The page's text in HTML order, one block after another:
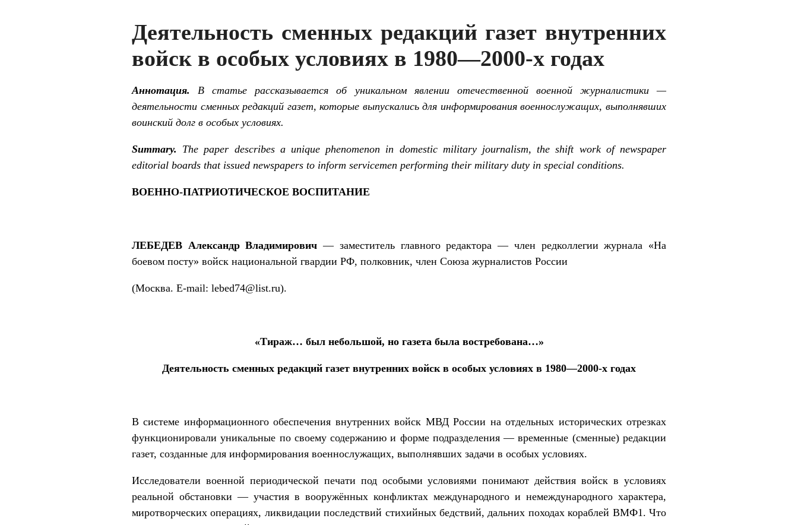
Деятельность сменных редакций газет внутренних
войск в особых условиях в 1980—2000-х годах
Аннотация. В статье рассказывается об уникальном явлении отечественной военной журналистики —
деятельности сменных редакций газет, которые выпускались для информирования военнослужащих, выполнявших
воинский долг в особых условиях.
Summary. The paper describes a unique phenomenon in domestic military journalism, the shift work of newspaper
editorial boards that issued newspapers to inform servicemen performing their military duty in special conditions.
ВОЕННО-ПАТРИОТИЧЕСКОЕ ВОСПИТАНИЕ
ЛЕБЕДЕВ Александр Владимирович — заместитель главного редактора — член редколлегии журнала «На
боевом посту» войск национальной гвардии РФ, полковник, член Союза журналистов России
(Москва. Е-mail: lebed74@list.ru).
«Тираж… был небольшой, но газета была востребована…»
Деятельность сменных редакций газет внутренних войск в особых условиях в 1980—2000-х годах
В системе информационного обеспечения внутренних войск МВД России на отдельных исторических отрезках
функционировали уникальные по своему содержанию и форме подразделения — временные (сменные) редакции
газет, созданные для информирования военнослужащих, выполнявших задачи в особых условиях.
Исследователи военной периодической печати под особыми условиями понимают действия войск в условиях
реальной обстановки — участия в вооружённых конфликтах международного и немеждународного характера,
миротворческих операциях, ликвидации последствий стихийных бедствий, дальних походах кораблей ВМФ1. Что